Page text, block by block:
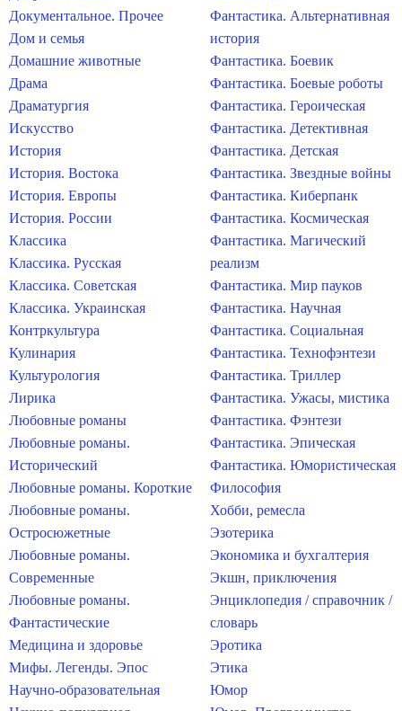
Документальное. Прочее
Дом и семья
Домашние животные
Драма
Драматургия
Искусство
История
История. Востока
История. Европы
История. России
Классика
Классика. Русская
Классика. Советская
Классика. Украинская
Контркультура
Кулинария
Культурология
Лирика
Любовные романы
Любовные романы.
Исторический
Любовные романы. Короткие
Любовные романы.
Остросюжетные
Любовные романы.
Современные
Любовные романы.
Фантастические
Медицина и здоровье
Мифы. Легенды. Эпос
Научно-образовательная
Фантастика. Альтернативная
история
Фантастика. Боевик
Фантастика. Боевые роботы
Фантастика. Героическая
Фантастика. Детективная
Фантастика. Детская
Фантастика. Звездные войны
Фантастика. Киберпанк
Фантастика. Космическая
Фантастика. Магический
реализм
Фантастика. Мир пауков
Фантастика. Научная
Фантастика. Социальная
Фантастика. Технофэнтези
Фантастика. Триллер
Фантастика. Ужасы, мистика
Фантастика. Фэнтези
Фантастика. Эпическая
Фантастика. Юмористическая
Философия
Хобби, ремесла
Эзотерика
Экономика и бухгалтерия
Экшн, приключения
Энциклопедия / справочник /
словарь
Эротика
Этика
Юмор